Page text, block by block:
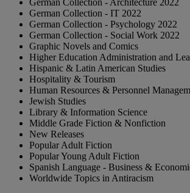
German Collection - Architecture 2022
German Collection - IT 2022
German Collection - Psychology 2022
German Collection - Social Work 2022
Graphic Novels and Comics
Higher Education Administration and
Hispanic & Latin American Studies
Hospitality & Tourism
Human Resources & Personnel
Jewish Studies
Library & Information Science
Middle Grade Fiction & Nonfiction
New Releases
Popular Adult Fiction
Popular Young Adult Fiction
Spanish Language - Business &
Worldwide Topics in Antiracism